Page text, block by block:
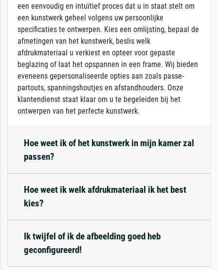
een eenvoudig en intuïtief proces dat u in staat stelt om
een kunstwerk geheel volgens uw persoonlijke
specificaties te ontwerpen. Kies een omlijsting, bepaal de
afmetingen van het kunstwerk, beslis welk
afdrukmateriaal u verkiest en opteer voor gepaste
beglazing of laat het opspannen in een frame. Wij bieden
eveneens gepersonaliseerde opties aan zoals passe-
partouts, spanningshoutjes en afstandhouders. Onze
klantendienst staat klaar om u te begeleiden bij het
ontwerpen van het perfecte kunstwerk.
Hoe weet ik of het kunstwerk in mijn kamer zal
passen?
Hoe weet ik welk afdrukmateriaal ik het best
kies?
Ik twijfel of ik de afbeelding goed heb
geconfigureerd!